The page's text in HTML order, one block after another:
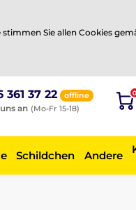
361 37 22 offline
an (Mo-Fr 15-18)
0
Schildchen Andere
Sie allen Cookies